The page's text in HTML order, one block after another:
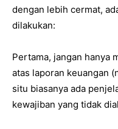
dengan lebih cermat,
dilakukan:
Pertama, jangan hanya
atas laporan keuangan
situ biasanya ada
kewajiban yang tidak